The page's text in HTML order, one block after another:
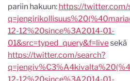
pariin hakuun: https://twitter.com/
12-12%20since%3A2014-01-
01&src=typed_query&f=livesekä
https://twitter.com/search?
12-12%20since%3A2014-01-